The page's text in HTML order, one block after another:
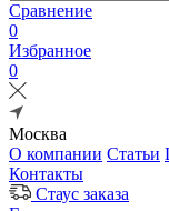
Сравнение
0
Избранное
0
Москва
О компании Статьи
Контакты
Стаус заказа